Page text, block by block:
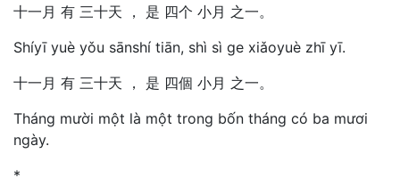
十一月 有 三十天 ， 是 四个 小月 之一。
Shíyī yuè yǒu sānshí tiān, shì sì ge xiǎoyuè zhī yī.
十一月 有 三十天 ， 是 四個 小月 之一。
Tháng mười một là một trong bốn tháng có ba mươi
ngày.
*